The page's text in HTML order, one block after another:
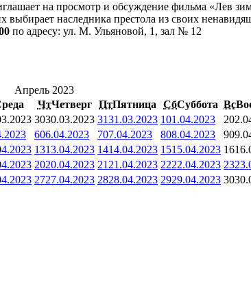
на просмотр и обсуждение фильма «Лев
выбирает наследника престола из своих
по адресу: ул. М. Ульяновой, 1, зал № 12
Апрель 2023
ЧтЧетверг ПтПятница СбСуббота Вс
3030.03.2023 3131.03.2023 101.04.2023 2
606.04.2023 707.04.2023 808.04.2023 9
1313.04.2023 1414.04.2023 1515.04.2023 16
2020.04.2023 21 21.04.2023 2222.04.2023 23
2727.04.2023 2828.04.2023 2929.04.2023 30